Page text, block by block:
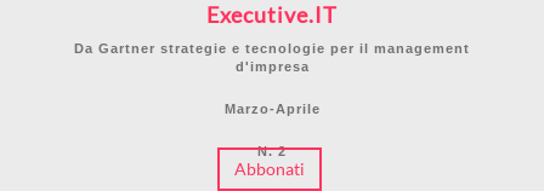
Executive.IT
Da Gartner strategie e tecnologie per il management
d'impresa
Marzo-Aprile
N. 2
Abbonati